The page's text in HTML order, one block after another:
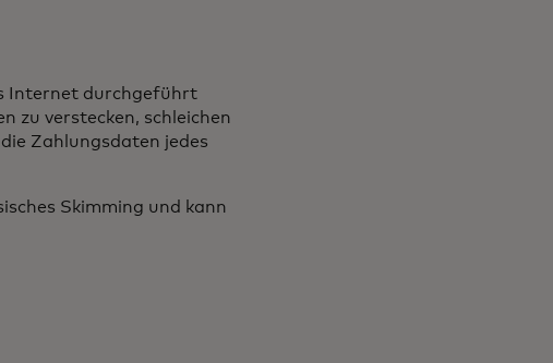
Internet durchgeführt
zu verstecken, schleichen
Zahlungsdaten jedes
Skimming und kann